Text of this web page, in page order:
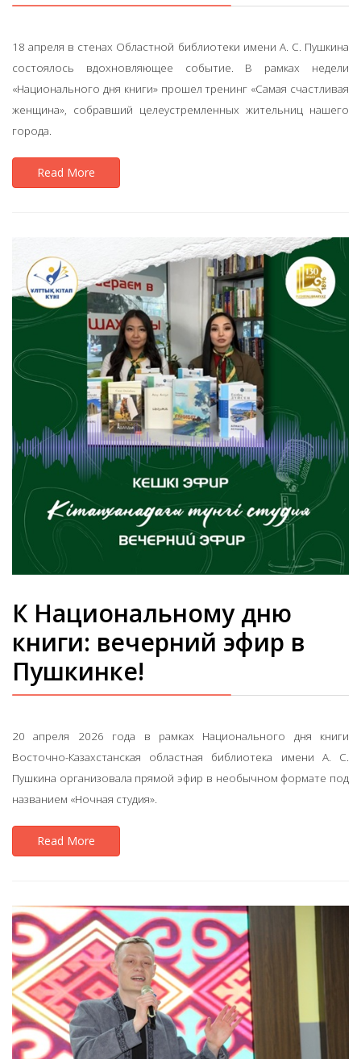
18 апреля в стенах Областной библиотеки имени А. С. Пушкина
состоялось вдохновляющее событие. В рамках недели
«Национального дня книги» прошел тренинг «Самая счастливая
женщина», собравший целеустремленных жительниц нашего
города.
Read More
К Национальному дню
книги: вечерний эфир в
Пушкинке!
20 апреля 2026 года в рамках Национального дня книги
Восточно-Казахстанская областная библиотека имени А. С.
Пушкина организовала прямой эфир в необычном формате под
названием «Ночная студия».
Read More